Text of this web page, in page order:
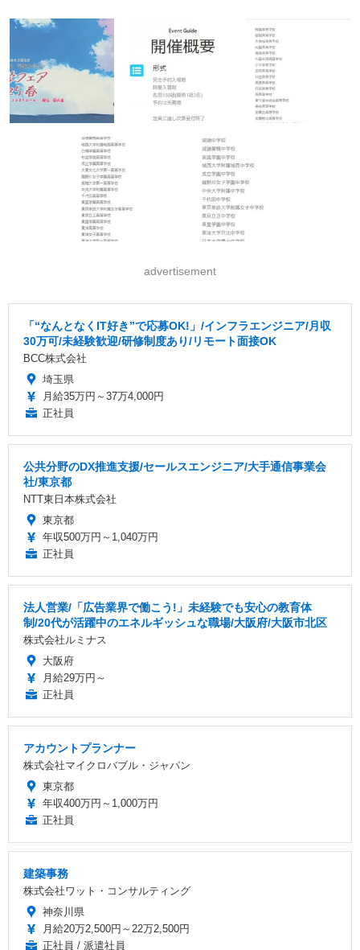
advertisement
「“なんとなくIT好き”で応募OK!」/インフラエンジニア/月収
30万可/未経験歓迎/研修制度あり/リモート面接OK
BCC株式会社
埼玉県
月給35万円～37万4,000円
正社員
公共分野のDX推進支援/セールスエンジニア/大手通信事業会
社/東京都
NTT東日本株式会社
東京都
年収500万円～1,040万円
正社員
法人営業/「広告業界で働こう!」未経験でも安心の教育体
制/20代が活躍中のエネルギッシュな職場/大阪府/大阪市北区
株式会社ルミナス
大阪府
月給29万円～
正社員
アカウントプランナー
株式会社マイクロバブル・ジャパン
東京都
年収400万円～1,000万円
正社員
建築事務
株式会社ワット・コンサルティング
神奈川県
月給20万2,500円～22万2,500円
正社員 / 派遣社員